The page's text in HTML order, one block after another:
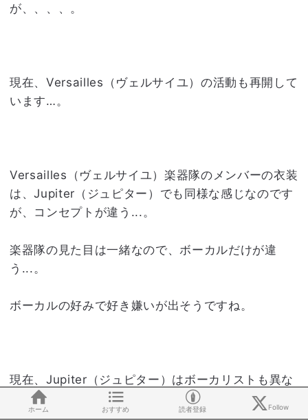
ホーム おすすめ 読者登録 Follow
が、、、、。
現在、Versailles（ヴェルサイユ）の活動も再開して
います…。
Versailles（ヴェルサイユ）楽器隊のメンバーの衣装
は、Jupiter（ジュピター）でも同様な感じなのです
が、コンセプトが違う...。
楽器隊の見た目は一緒なので、ボーカルだけが違
う...。
ボーカルの好みで好き嫌いが出そうですね。
現在、Jupiter（ジュピター）はボーカリストも異な
りますし、ベースもドラムも初期Jupiter（ジュピタ
ー）とは違います…。